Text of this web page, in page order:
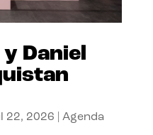
Daniel
22, 2026 Agenda